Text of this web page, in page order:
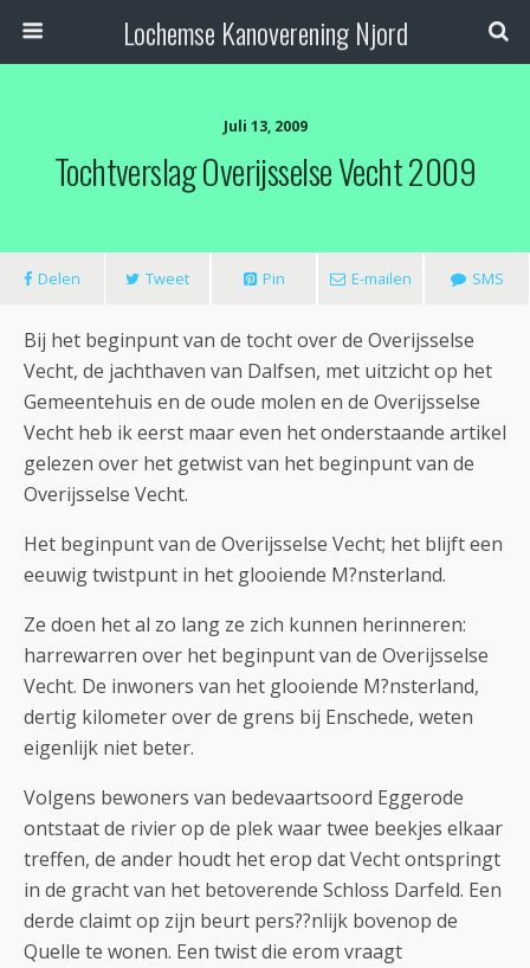
Lochemse Kanoverening Njord
Juli 13, 2009
Tochtverslag Overijsselse Vecht 2009
Delen Tweet Pin E-mailen SMS
Bij het beginpunt van de tocht over de Overijsselse
Vecht, de jachthaven van Dalfsen, met uitzicht op het
Gemeentehuis en de oude molen en de Overijsselse
Vecht heb ik eerst maar even het onderstaande artikel
gelezen over het getwist van het beginpunt van de
Overijsselse Vecht.
Het beginpunt van de Overijsselse Vecht; het blijft een
eeuwig twistpunt in het glooiende M?nsterland.
Ze doen het al zo lang ze zich kunnen herinneren:
harrewarren over het beginpunt van de Overijsselse
Vecht. De inwoners van het glooiende M?nsterland,
dertig kilometer over de grens bij Enschede, weten
eigenlijk niet beter.
Volgens bewoners van bedevaartsoord Eggerode
ontstaat de rivier op de plek waar twee beekjes elkaar
treffen, de ander houdt het erop dat Vecht ontspringt
in de gracht van het betoverende Schloss Darfeld. Een
derde claimt op zijn beurt pers??nlijk bovenop de
Quelle te wonen. Een twist die erom vraagt